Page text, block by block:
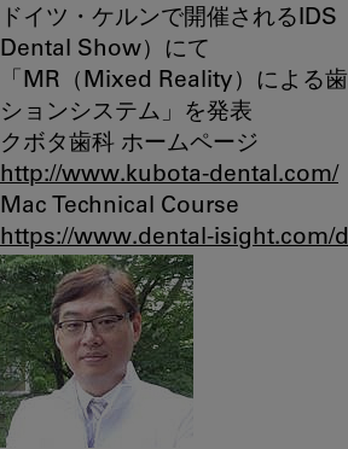
ドイツ・ケルンで開催される
Dental Show）にて
「MR（Mixed Reality）による
ションシステム」を発表
クボタ歯科 ホームページ
http://www.kubota-dental.com/
Mac Technical Course
https://www.dental-isight.com/